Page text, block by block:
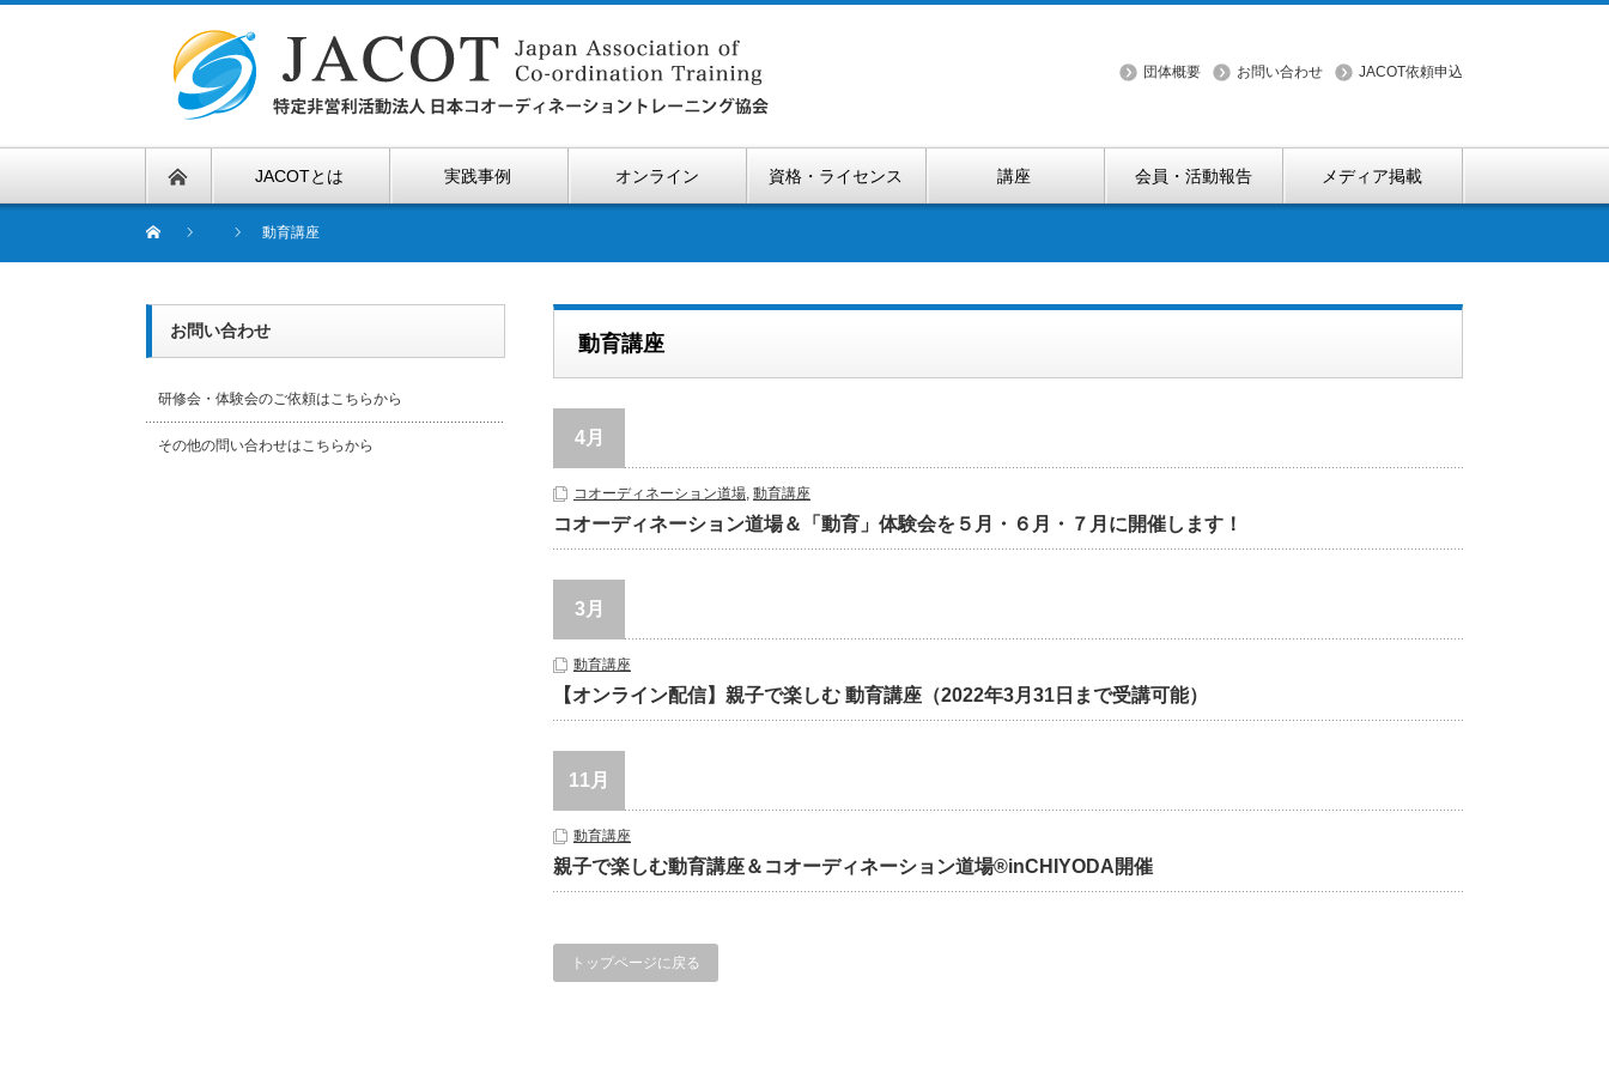
団体概要 お問い合わせ JACOT依頼申込
JACOTとは 実践事例 オンライン 資格・ライセンス 講座 会員・活動報告 メディア掲載
動育講座
動育講座
4月
コオーディネーション道場, 動育講座
コオーディネーション道場＆「動育」体験会を５月・６月・７月に開催します！
3月
動育講座
【オンライン配信】親子で楽しむ 動育講座（2022年3月31日まで受講可能）
11月
動育講座
親子で楽しむ動育講座＆コオーディネーション道場®inCHIYODA開催
トップページに戻る
お問い合わせ
研修会・体験会のご依頼はこちらから
その他の問い合わせはこちらから